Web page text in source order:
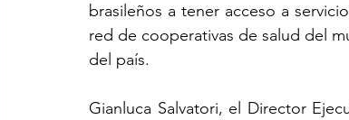
brasileños a tener acceso a
red de cooperativas de salud del
del país.
Gianluca Salvatori, el Director